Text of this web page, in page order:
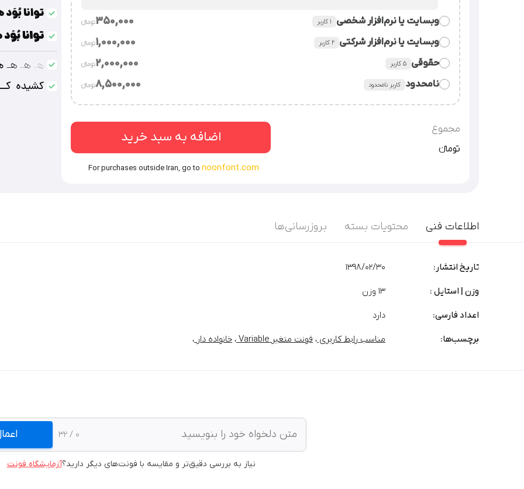
وبسایت یا نرم‌افزار شخصی ۱ کاربر 350,000تومان‫ء‬‫
قراردادن فایل فونت در سورس وبسایت یا نرم‌افزار شخصی.
وبسایت یا نرم‌افزار شرکتی ٢ کاربر 1,000,000تومان‫ء‬‫
قراردادن فایل فونت در سورس وبسایت یا نرم‌افزار شرکت.
حقوقی ۵ کاربر 2,000,000تومان‫ء‬‫
استفاده از فایل فونت در همه‌ی امور شرکت، سازمان یا موسسه.
نامحدود کاربر نامحدود 8,500,000تومان‫ء‬‫
مجموع
تومان‫ء‬‫
اضافه به سبد خرید
For purchases outside Iran, go to noonfont.com
اطلاعات فنی محتویات بسته بروزرسانی‌ها
تاریخ انتشار: 1398/02/30
وزن | استایل : 13 وزن
اعداد فارسی: دارد
برچسب‌‌ها: مناسب رابط کاربری، فونت متغیر Variable ، خانواده دار،
0
/ 32
نیاز به بررسی دقیق‌تر و مقایسه با فونت‌های دیگر دارید؟آزمایشگاه فونت